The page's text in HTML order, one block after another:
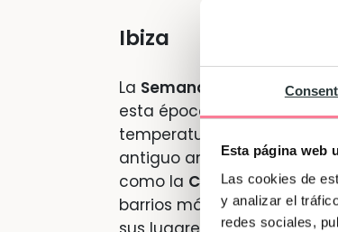
Esta página web
Las cookies de
y analizar el
redes sociales,
Ibiza
La Semana Santa puede
esta época no suele estar
temperaturas suelen ser
antiguo amurallado,
como la Catedral de
barrios más alternativos y